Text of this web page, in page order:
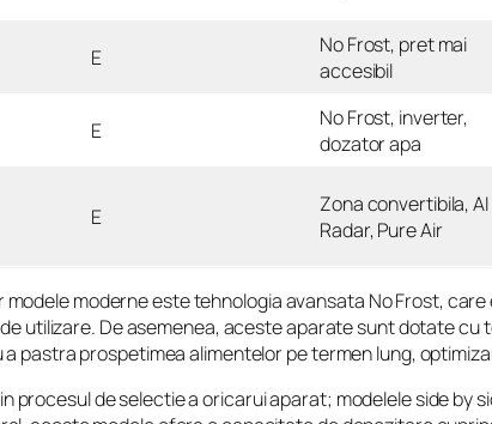
E
No Frost, pret mai
accesibil
E
No Frost, inverter,
dozator apa
E
Zona convertibila, AI
Radar, Pure Air
moderne este tehnologia avansata No Frost,
utilizare. De asemenea, aceste aparate sunt dotate
pastra prospetimea alimentelor pe termen lung,
procesul de selectie a oricarui aparat; modelele side by